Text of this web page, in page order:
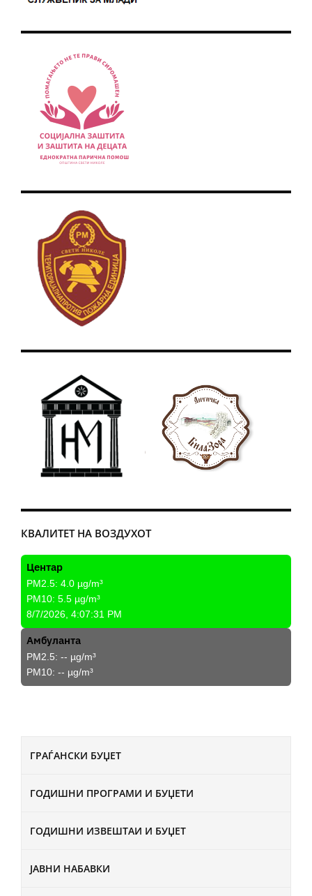
ГРАЃАНСКИ БУЏЕТ
ГОДИШНИ ПРОГРАМИ И БУЏЕТИ
ГОДИШНИ ИЗВЕШТАИ И БУЏЕТ
ЈАВНИ НАБАВКИ
КВАЛИТЕТ НА ВОЗДУХОТ
Центар
PM2.5: 4.0 µg/m³
PM10: 5.5 µg/m³
8/7/2026, 4:07:31 PM
Амбуланта
PM2.5: -- µg/m³
PM10: -- µg/m³